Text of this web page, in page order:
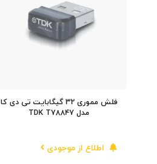
فلش مموری 32 گیگابایت تی دی کا
مدل TDK T78847
اطلاع از موجودی